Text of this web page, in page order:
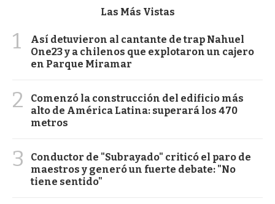
Las Más Vistas
1
Así detuvieron al cantante de trap Nahuel
One23 y a chilenos que explotaron un cajero
en Parque Miramar
2
Comenzó la construcción del edificio más
alto de América Latina: superará los 470
metros
3
Conductor de "Subrayado" criticó el paro de
maestros y generó un fuerte debate: "No
tiene sentido"